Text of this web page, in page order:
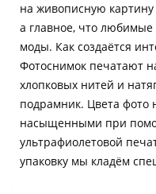
на живописную
а главное, что
моды. Как создаётся
Фотоснимок печатают
хлопковых нитей и
подрамник. Цвета фото
насыщенными при
ультрафиолетовой
упаковку мы кладём